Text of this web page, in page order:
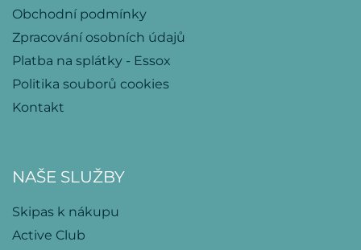
Obchodní podmínky
Zpracování osobních údajů
Platba na splátky - Essox
Politika souborů cookies
Kontakt
NAŠE SLUŽBY
Skipas k nákupu
Active Club